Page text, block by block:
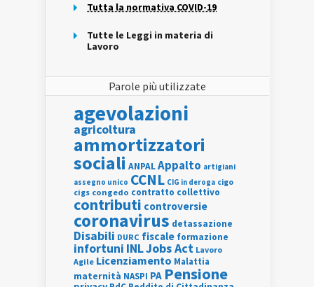
Tutta la normativa COVID-19
Tutte le Leggi in materia di
Lavoro
Parole più utilizzate
agevolazioni
agricoltura
ammortizzatori
sociali ANPALAppalto artigiani
assegno unico CCNL CIG in deroga cigo
cigs congedo contratto collettivo
contributi controversie
coronavirus detassazione
Disabili DURC fiscale formazione
infortuni INLJobs Act Lavoro
Agile Licenziamento Malattia
maternità NASPI PA Pensione